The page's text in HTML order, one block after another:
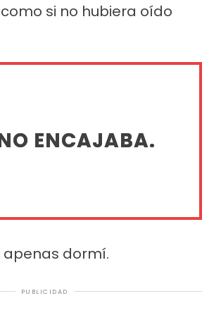
si no hubiera oído
ENCAJABA.
dormí.
PUBLICIDAD